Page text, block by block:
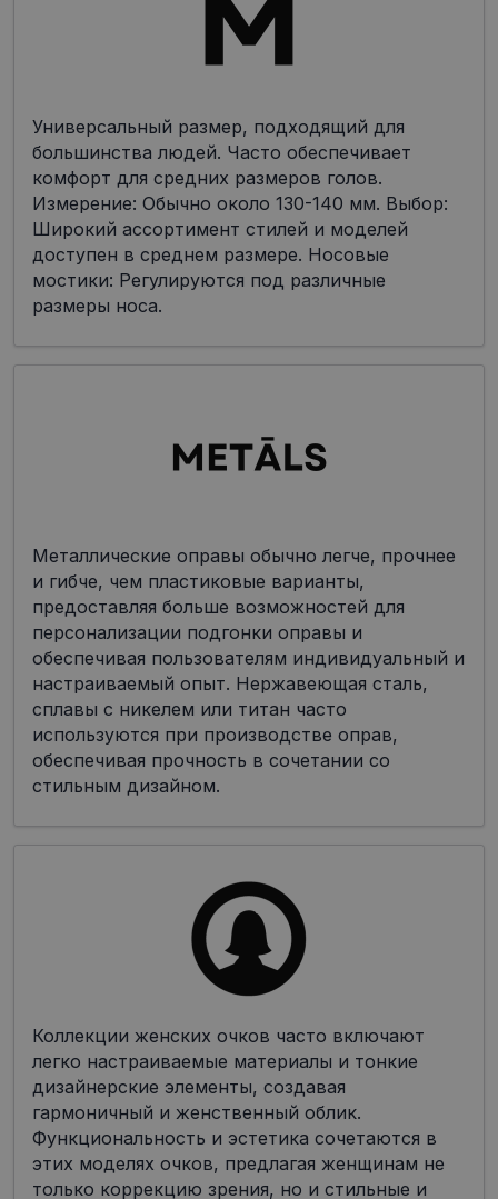
Универсальный размер, подходящий для
большинства людей. Часто обеспечивает
комфорт для средних размеров голов.
Измерение: Обычно около 130-140 мм. Выбор:
Широкий ассортимент стилей и моделей
доступен в среднем размере. Носовые
мостики: Регулируются под различные
размеры носа.
Металлические оправы обычно легче, прочнее
и гибче, чем пластиковые варианты,
предоставляя больше возможностей для
персонализации подгонки оправы и
обеспечивая пользователям индивидуальный и
настраиваемый опыт. Нержавеющая сталь,
сплавы с никелем или титан часто
используются при производстве оправ,
обеспечивая прочность в сочетании со
стильным дизайном.
Коллекции женских очков часто включают
легко настраиваемые материалы и тонкие
дизайнерские элементы, создавая
гармоничный и женственный облик.
Функциональность и эстетика сочетаются в
этих моделях очков, предлагая женщинам не
только коррекцию зрения, но и стильные и